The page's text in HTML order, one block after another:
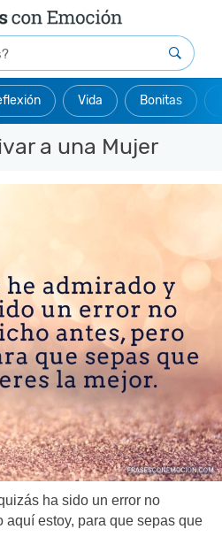
Vida Bonitas
a una Mujer
ha sido un error no
aquí estoy, para que sepas que